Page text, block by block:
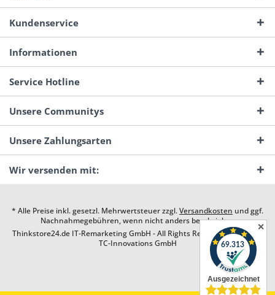
Kundenservice
Informationen
Service Hotline
Unsere Communitys
Unsere Zahlungsarten
Wir versenden mit:
* Alle Preise inkl. gesetzl. Mehrwertsteuer zzgl.Versandkosten und ggf.
Nachnahmegebühren, wenn nicht anders beschrieben
Thinkstore24.de IT-Remarketing GmbH - All Rights Reserved. Design by
TC-Innovations GmbH
✕